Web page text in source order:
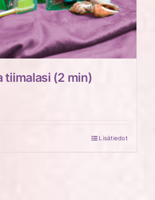
tiimalasi (2 min)
Lisätiedot